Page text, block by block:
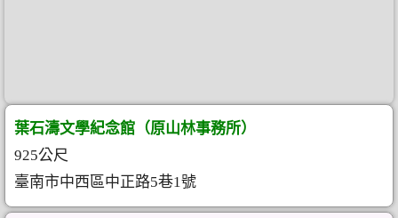
葉石濤文學紀念館（原山林事務所）
925公尺
臺南市中西區中正路5巷1號